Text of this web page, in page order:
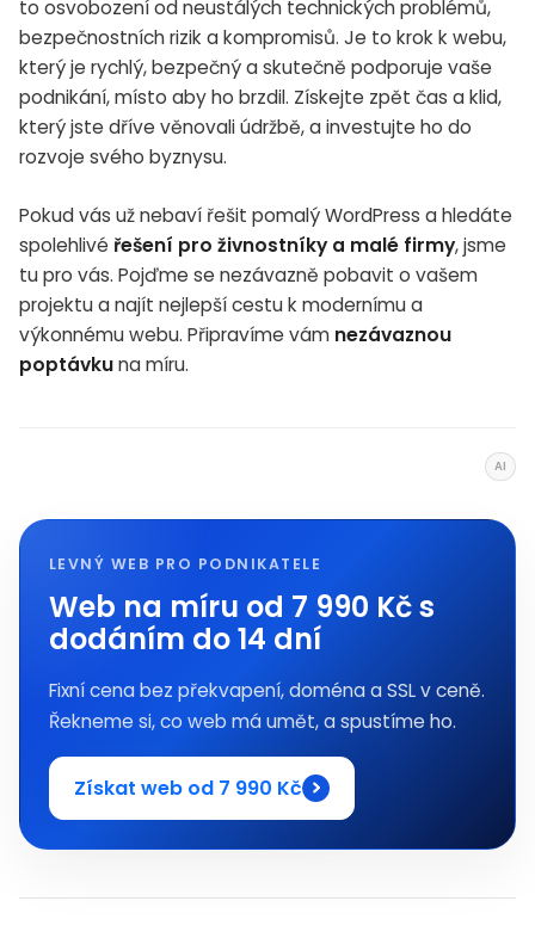
to osvobození od neustálých technických problémů,
bezpečnostních rizik a kompromisů. Je to krok k webu,
který je rychlý, bezpečný a skutečně podporuje vaše
podnikání, místo aby ho brzdil. Získejte zpět čas a klid,
který jste dříve věnovali údržbě, a investujte ho do
rozvoje svého byznysu.
Pokud vás už nebaví řešit pomalý WordPress a hledáte
spolehlivé řešení pro živnostníky a malé firmy, jsme
tu pro vás. Pojďme se nezávazně pobavit o vašem
projektu a najít nejlepší cestu k modernímu a
výkonnému webu. Připravíme vám nezávaznou
poptávkuna míru.
AI
LEVNÝ WEB PRO PODNIKATELE
Web na míru od 7 990 Kč s
dodáním do 14 dní
Fixní cena bez překvapení, doména a SSL v ceně.
Řekneme si, co web má umět, a spustíme ho.
Získat web od 7 990 Kč